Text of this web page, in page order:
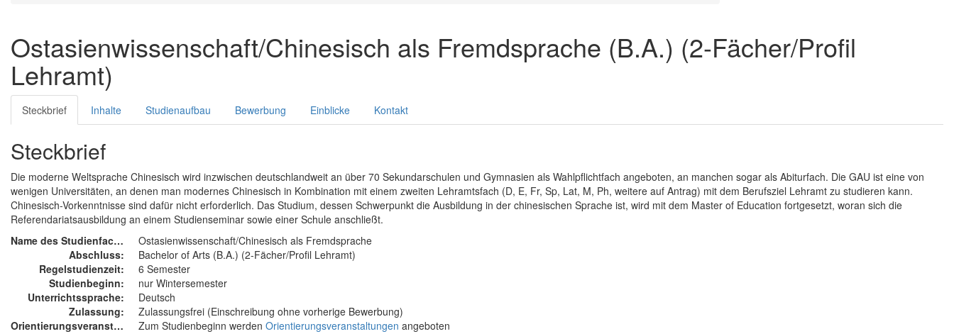
Ostasienwissenschaft/Chinesisch als Fremdsprache (B.A.) (2-Fächer/Profil
Lehramt)
Steckbrief Inhalte Studienaufbau Bewerbung Einblicke Kontakt
Steckbrief
Die moderne Weltsprache Chinesisch wird inzwischen deutschlandweit an über 70 Sekundarschulen und Gymnasien als Wahlpflichtfach angeboten, an manchen sogar als Abiturfach. Die GAU ist eine von
wenigen Universitäten, an denen man modernes Chinesisch in Kombination mit einem zweiten Lehramtsfach (D, E, Fr, Sp, Lat, M, Ph, weitere auf Antrag) mit dem Berufsziel Lehramt zu studieren kann.
Chinesisch-Vorkenntnisse sind dafür nicht erforderlich. Das Studium, dessen Schwerpunkt die Ausbildung in der chinesischen Sprache ist, wird mit dem Master of Education fortgesetzt, woran sich die
Referendariatsausbildung an einem Studienseminar sowie einer Schule anschließt.
Name des Studienfachs:
Ostasienwissenschaft/Chinesisch als Fremdsprache
Abschluss:
Bachelor of Arts (B.A.) (2-Fächer/Profil Lehramt)
Regelstudienzeit:
6 Semester
Studienbeginn:
nur Wintersemester
Unterrichtssprache:
Deutsch
Zulassung:
Zulassungsfrei (Einschreibung ohne vorherige Bewerbung)
Orientierungsveranstaltung:
Zum Studienbeginn werden Orientierungsveranstaltungen angeboten